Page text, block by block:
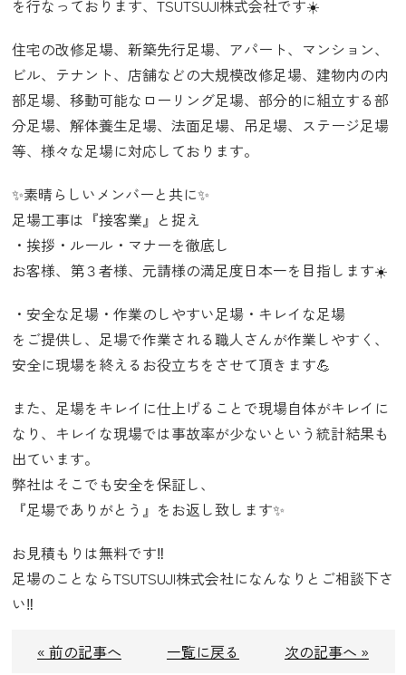
を行なっております、TSUTSUJI株式会社です☀️
住宅の改修足場、新築先行足場、アパート、マンション、
ビル、テナント、店舗などの大規模改修足場、建物内の内
部足場、移動可能なローリング足場、部分的に組立する部
分足場、解体養生足場、法面足場、吊足場、ステージ足場
等、様々な足場に対応しております。
✨素晴らしいメンバーと共に✨
足場工事は『接客業』と捉え
・挨拶・ルール・マナーを徹底し
お客様、第３者様、元請様の満足度日本一を目指します☀️
・安全な足場・作業のしやすい足場・キレイな足場
をご提供し、足場で作業される職人さんが作業しやすく、
安全に現場を終えるお役立ちをさせて頂きます💪
また、足場をキレイに仕上げることで現場自体がキレイに
なり、キレイな現場では事故率が少ないという統計結果も
出ています。
弊社はそこでも安全を保証し、
『足場でありがとう』をお返し致します✨
お見積もりは無料です‼️
足場のことならTSUTSUJI株式会社になんなりとご相談下さ
い‼️
« 前の記事へ 一覧に戻る 次の記事へ »